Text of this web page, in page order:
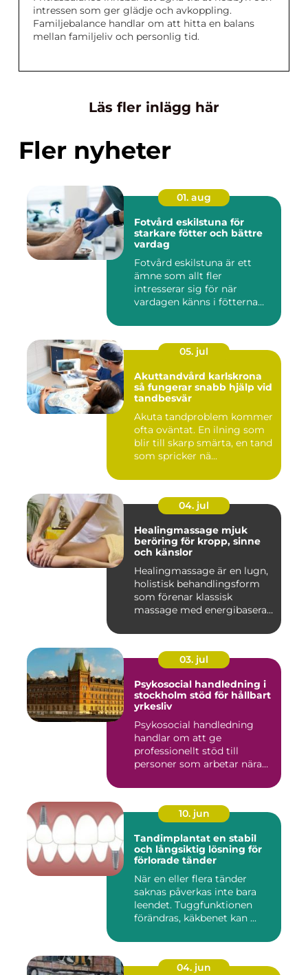
intressen som ger glädje och avkoppling.
Familjebalance handlar om att hitta en balans
mellan familjeliv och personlig tid.
Läs fler inlägg här
Fler nyheter
01. aug
Fotvård eskilstuna för
starkare fötter och bättre
vardag
Fotvård eskilstuna är ett
ämne som allt fler
intresserar sig för när
vardagen känns i fötterna
05. jul
Akuttandvård karlskrona
så fungerar snabb hjälp vid
tandbesvär
Akuta tandproblem kommer
ofta oväntat. En ilning som
blir till skarp smärta, en tand
som spricker nä...
04. jul
Healingmassage mjuk
beröring för kropp, sinne
och känslor
Healingmassage är en lugn,
holistisk behandlingsform
som förenar klassisk
massage med energibaserad
03. jul
Psykosocial handledning i
stockholm stöd för hållbart
yrkesliv
Psykosocial handledning
handlar om att ge
professionellt stöd till
personer som arbetar nära
10. jun
Tandimplantat en stabil
och långsiktig lösning för
förlorade tänder
När en eller flera tänder
saknas påverkas inte bara
leendet. Tuggfunktionen
förändras, käkbenet kan ...
04. jun